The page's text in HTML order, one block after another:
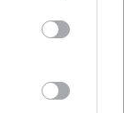
may click to
party tags to
below Google